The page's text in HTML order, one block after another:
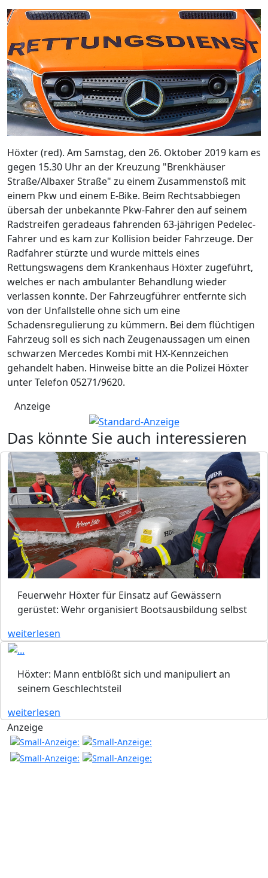
Höxter (red). Am Samstag, den 26. Oktober 2019 kam es
gegen 15.30 Uhr an der Kreuzung "Brenkhäuser
Straße/Albaxer Straße" zu einem Zusammenstoß mit
einem Pkw und einem E-Bike. Beim Rechtsabbiegen
übersah der unbekannte Pkw-Fahrer den auf seinem
Radstreifen geradeaus fahrenden 63-jährigen Pedelec-
Fahrer und es kam zur Kollision beider Fahrzeuge. Der
Radfahrer stürzte und wurde mittels eines
Rettungswagens dem Krankenhaus Höxter zugeführt,
welches er nach ambulanter Behandlung wieder
verlassen konnte. Der Fahrzeugführer entfernte sich
von der Unfallstelle ohne sich um eine
Schadensregulierung zu kümmern. Bei dem flüchtigen
Fahrzeug soll es sich nach Zeugenaussagen um einen
schwarzen Mercedes Kombi mit HX-Kennzeichen
gehandelt haben. Hinweise bitte an die Polizei Höxter
unter Telefon 05271/9620.
Anzeige
Das könnte Sie auch interessieren
Feuerwehr Höxter für Einsatz auf Gewässern
gerüstet: Wehr organisiert Bootsausbildung selbst
weiterlesen
Höxter: Mann entblößt sich und manipuliert an
seinem Geschlechtsteil
weiterlesen
Anzeige